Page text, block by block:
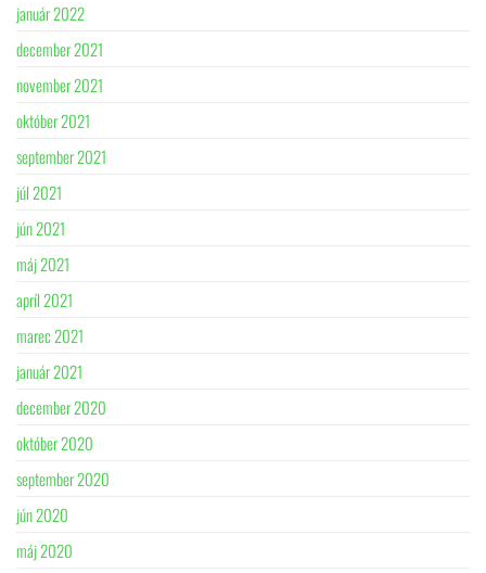
január 2022
december 2021
november 2021
október 2021
september 2021
júl 2021
jún 2021
máj 2021
apríl 2021
marec 2021
január 2021
december 2020
október 2020
september 2020
jún 2020
máj 2020